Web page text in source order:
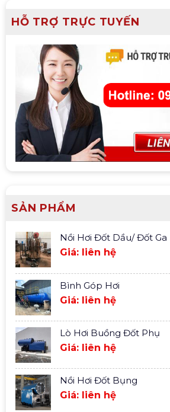
HỖ TRỢ TRỰC TUYẾN
SẢN PHẨM
Nồi Hơi Đốt Dầu/ Đốt Ga
Giá: liên hệ
Bình Góp Hơi
Giá: liên hệ
Lò Hơi Buồng Đốt Phụ
Giá: liên hệ
Nồi Hơi Đốt Bụng
Giá: liên hệ